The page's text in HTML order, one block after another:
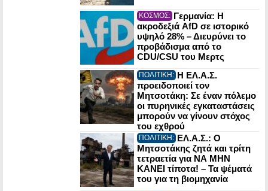
ΚΟΣΜΟΣ: Γερμανία: Η
ακροδεξιά AfD σε ιστορικό
υψηλό 28% – Διευρύνει το
προβάδισμα από το
CDU/CSU του Μερτς
ΠΟΛΙΤΙΚΗ: Η ΕΛ.Α.Σ.
προειδοποιεί τον
Μητσοτάκη: Σε έναν πόλεμο
οι πυρηνικές εγκαταστάσεις
μπορούν να γίνουν στόχος
του εχθρού
ΠΟΛΙΤΙΚΗ: ΕΛ.Α.Σ.: Ο
Μητσοτάκης ζητά και τρίτη
τετραετία για ΝΑ ΜΗΝ
ΚΑΝΕΙ τίποτα! – Τα ψέματά
του για τη βιομηχανία